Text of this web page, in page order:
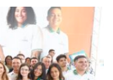
a temperatura
nosso organismo e
se expor ao sol antes
para a saúde
fonte de vitamina D.